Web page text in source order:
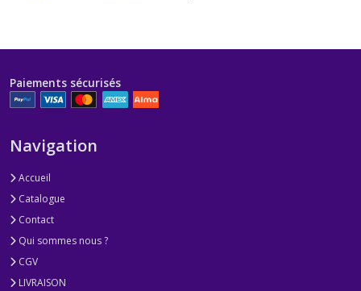
Paiements sécurisés
Navigation
Accueil
Catalogue
Contact
Qui sommes nous ?
CGV
LIVRAISON